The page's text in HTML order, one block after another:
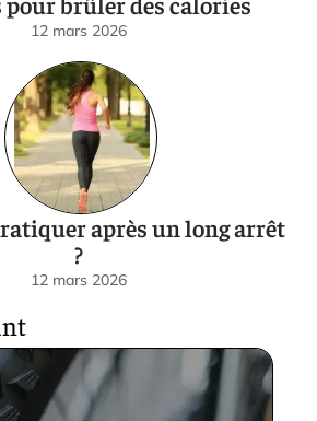
12 mars 2026
après un long arrêt
?
12 mars 2026